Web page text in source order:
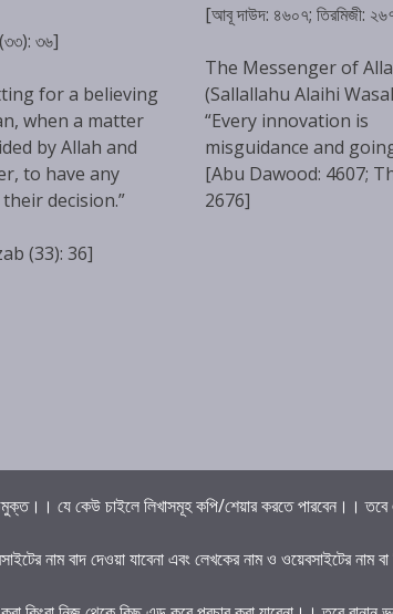
৩৬]
for a believing
when a matter
by Allah and
to have any
decision.”
(33): 36]
[আবূ দাউদ: ৪৬০৭; তিরমিজী:
The Messenger of
(Sallallahu Alaihi
“Every innovation is
misguidance and
[Abu Dawood: 4607;
2676]
যে কেউ চাইলে লিখাসমূহ কপি/শেয়ার করতে পারবেন।। তবে
নাম বাদ দেওয়া যাবেনা এবং লেখকের নাম ও ওয়েবসাইটের নাম